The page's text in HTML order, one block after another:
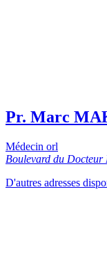
Pr. Marc
Médecin orl
Boulevard du
D'autres adresses